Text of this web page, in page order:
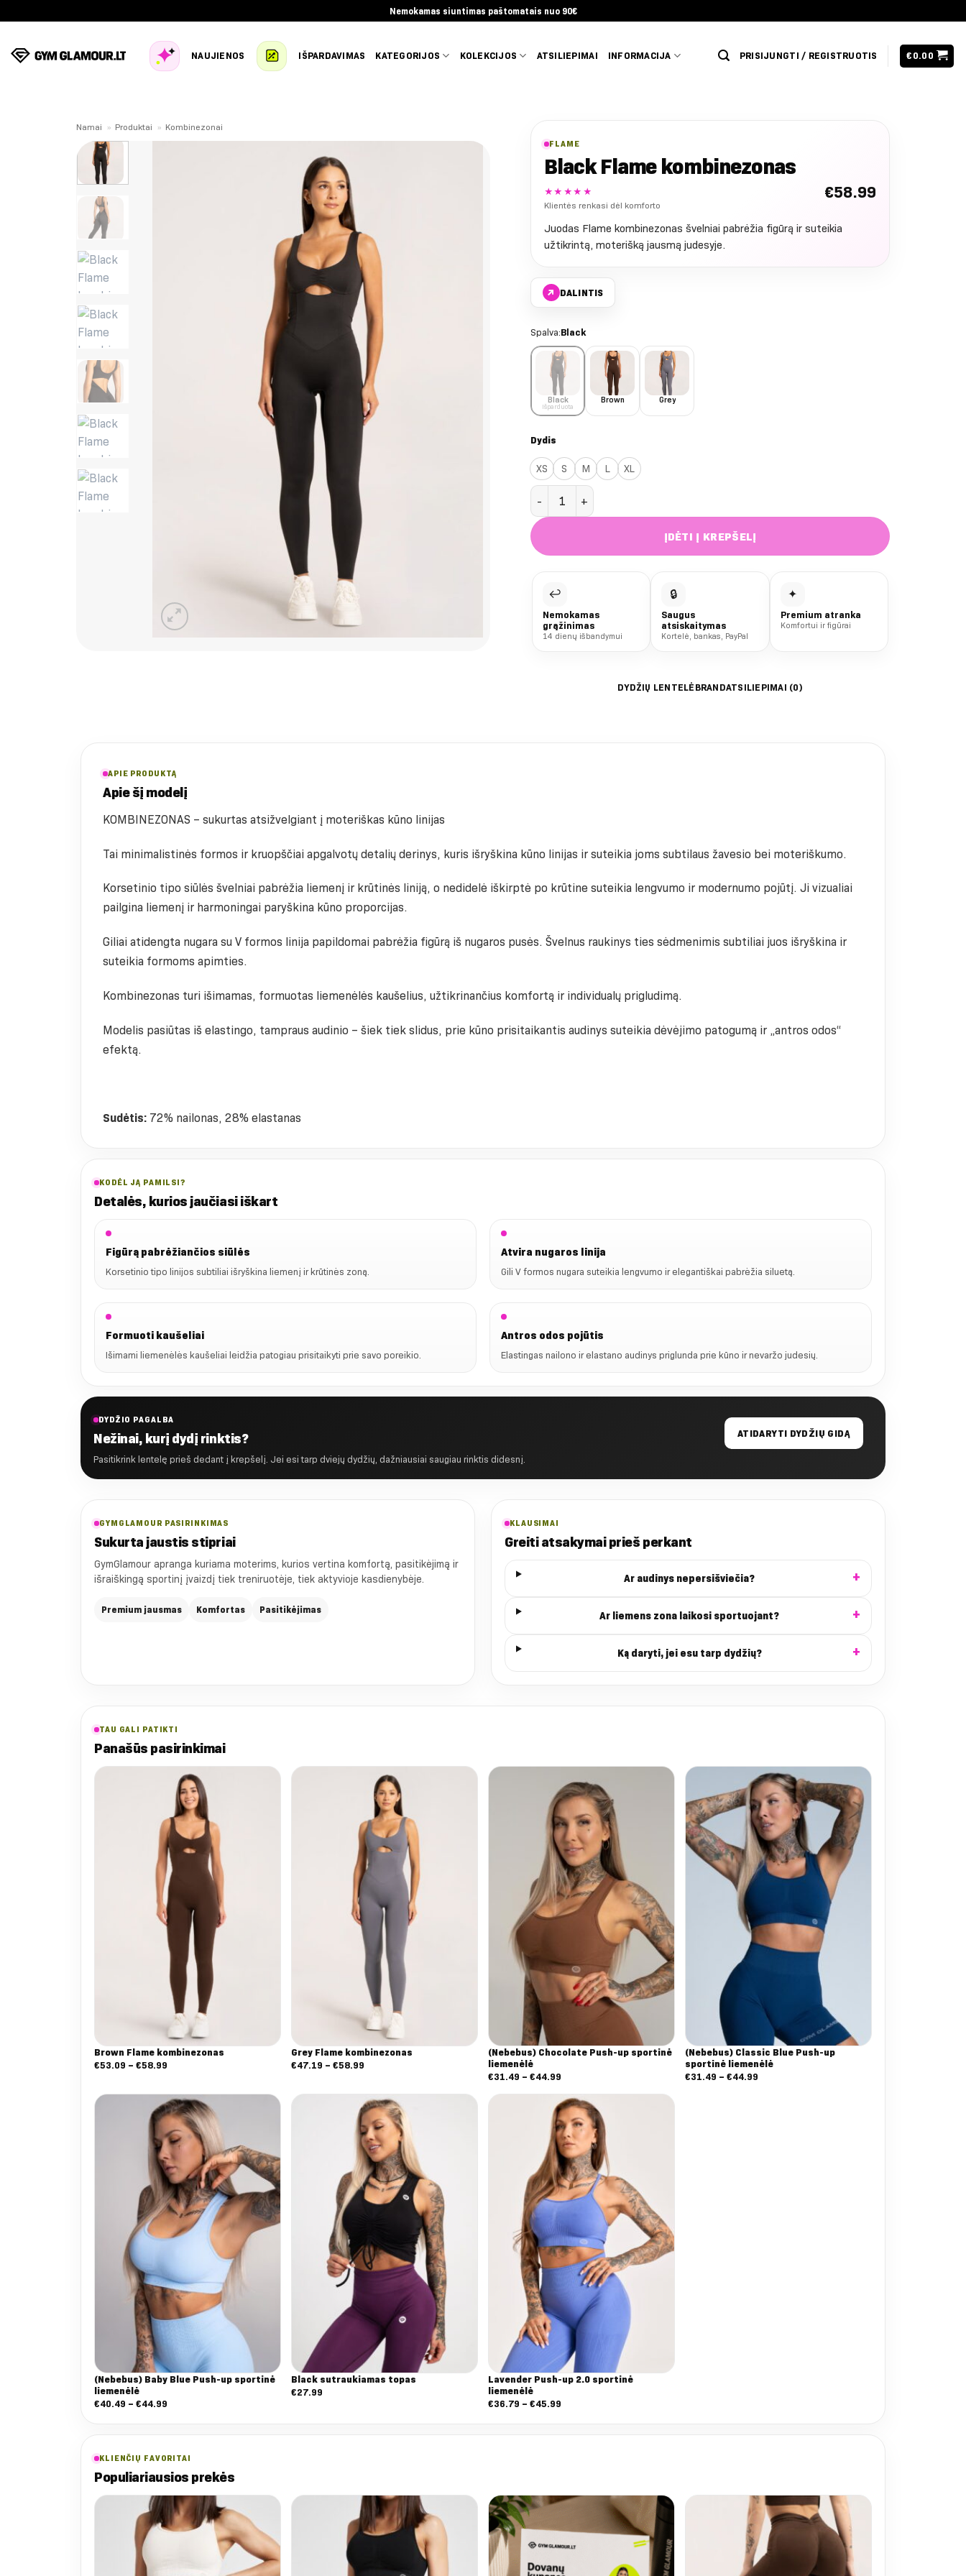
to
Nemokamas siuntimas paštomatais nuo 90€
NAUJIENOS IŠPARDAVIMAS KATEGORIJOS KOLEKCIJOS ATSILIEPIMAI INFORMACIJA PRISIJUNGTI / REGISTRUOTIS € 0.00
Namai » Produktai » Kombinezonai
FLAME
Black Flame kombinezonas
★★★★★
Klientės renkasi dėl komforto
€58.99
Juodas Flame kombinezonas švelniai pabrėžia figūrą ir suteikia
užtikrintą, moterišką jausmą judesyje.
↗ DALINTIS
Spalva:Black
Black
Išparduota
Brown Grey
Dydis
XS S M L
XL
produkto kiekis: Black Flame kombinezonas
ĮDĖTI Į KREPŠELĮ
↩
Nemokamas
grąžinimas
14 dienų išbandymui
🔒
Saugus
atsiskaitymas
Kortelė, bankas, PayPal
✦
Premium atranka
Komfortui ir figūrai
DYDŽIŲ LENTELĖ BRANDATSILIEPIMAI (0)
APIE PRODUKTĄ
Apie šį modelį
KOMBINEZONAS – sukurtas atsižvelgiant į moteriškas kūno linijas
Tai minimalistinės formos ir kruopščiai apgalvotų detalių derinys, kuris išryškina kūno linijas ir suteikia joms subtilaus žavesio bei moteriškumo.
Korsetinio tipo siūlės švelniai pabrėžia liemenį ir krūtinės liniją, o nedidelė iškirptė po krūtine suteikia lengvumo ir modernumo pojūtį. Ji vizualiai
pailgina liemenį ir harmoningai paryškina kūno proporcijas.
Giliai atidengta nugara su V formos linija papildomai pabrėžia figūrą iš nugaros pusės. Švelnus raukinys ties sėdmenimis subtiliai juos išryškina ir
suteikia formoms apimties.
Kombinezonas turi išimamas, formuotas liemenėlės kaušelius, užtikrinančius komfortą ir individualų prigludimą.
Modelis pasiūtas iš elastingo, tampraus audinio – šiek tiek slidus, prie kūno prisitaikantis audinys suteikia dėvėjimo patogumą ir „antros odos“
efektą.
Sudėtis: 72% nailonas, 28% elastanas
KODĖL JĄ PAMILSI?
Detalės, kurios jaučiasi iškart
Figūrą pabrėžiančios siūlės
Korsetinio tipo linijos subtiliai išryškina liemenį ir krūtinės zoną.
Atvira nugaros linija
Gili V formos nugara suteikia lengvumo ir elegantiškai pabrėžia siluetą.
Formuoti kaušeliai
Išimami liemenėlės kaušeliai leidžia patogiau prisitaikyti prie savo poreikio.
Antros odos pojūtis
Elastingas nailono ir elastano audinys priglunda prie kūno ir nevaržo judesių.
DYDŽIO PAGALBA
Nežinai, kurį dydį rinktis?
Pasitikrink lentelę prieš dedant į krepšelį. Jei esi tarp dviejų dydžių, dažniausiai saugiau rinktis didesnį.
ATIDARYTI DYDŽIŲ GIDĄ
GYMGLAMOUR PASIRINKIMAS
Sukurta jaustis stipriai
GymGlamour apranga kuriama moterims, kurios vertina komfortą, pasitikėjimą ir
išraiškingą sportinį įvaizdį tiek treniruotėje, tiek aktyvioje kasdienybėje.
Premium jausmas Komfortas Pasitikėjimas
KLAUSIMAI
Greiti atsakymai prieš perkant
Ar audinys nepersišviečia?
Ar liemens zona laikosi sportuojant?
Ką daryti, jei esu tarp dydžių?
TAU GALI PATIKTI
Panašūs pasirinkimai
Brown Flame kombinezonas
€53.09 – €58.99
iki
€58.99
Grey Flame kombinezonas
€47.19 – €58.99
iki
€58.99
(Nebebus) Chocolate Push-up sportinė
liemenėlė
€31.49 – €44.99
iki
€44.99
(Nebebus) Classic Blue Push-up
sportinė liemenėlė
€31.49 – €44.99
(Nebebus) Baby Blue Push-up sportinė
liemenėlė
€40.49 – €44.99
Black sutraukiamas topas
€27.99
Lavender Push-up 2.0 sportinė
liemenėlė
€36.79 – €45.99
KLIENČIŲ FAVORITAI
Populiariausios prekės